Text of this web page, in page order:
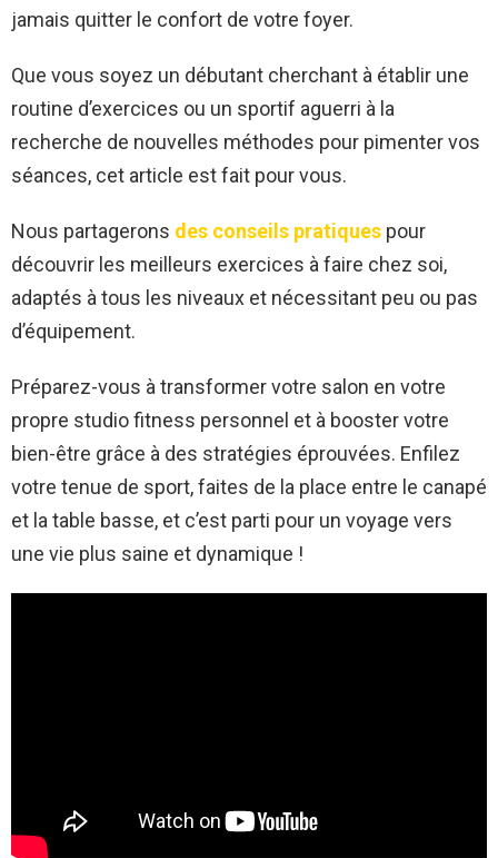
jamais quitter le confort de votre foyer.
Que vous soyez un débutant cherchant à établir une
routine d’exercices ou un sportif aguerri à la
recherche de nouvelles méthodes pour pimenter vos
séances, cet article est fait pour vous.
Nous partagerons des conseils pratiques pour
découvrir les meilleurs exercices à faire chez soi,
adaptés à tous les niveaux et nécessitant peu ou pas
d’équipement.
Préparez-vous à transformer votre salon en votre
propre studio fitness personnel et à booster votre
bien-être grâce à des stratégies éprouvées. Enfilez
votre tenue de sport, faites de la place entre le canapé
et la table basse, et c’est parti pour un voyage vers
une vie plus saine et dynamique !